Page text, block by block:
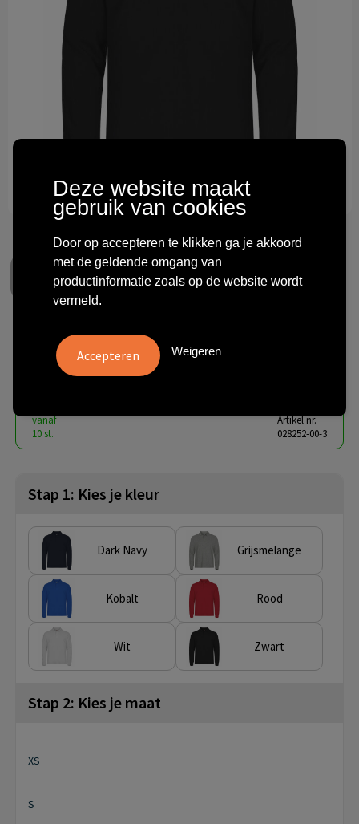
Technologie & gadgets
Themageschenken
Clique Manhattan L/S
€ 11,03 vanafexcl. btw -
vanaf
10 st.
Artikel nr.
028252-00-3
Stap 1: Kies je kleur
Dark Navy Grijsmelange
Kobalt Rood
Wit Zwart
Stap 2: Kies je maat
XS
S
Deze website maakt
gebruik van cookies
Door op accepteren te klikken ga je akkoord
met de geldende omgang van
productinformatie zoals op de website wordt
vermeld.
Weigeren